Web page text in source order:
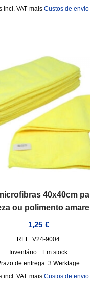
incl. VAT maisCustos de envio
40x40cm
ou polimento
1,25 €
REF: V24-9004
Inventário : Em stock
de entrega:3 Werktage
incl. VAT maisCustos de envio